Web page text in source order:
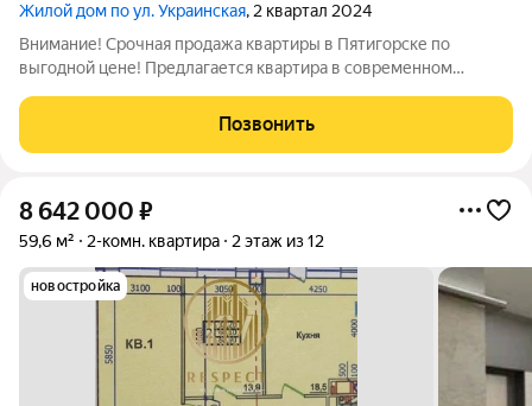
Жилой дом по ул. Украинская, 2 квартал 2024
Внимание! Срочная продажа квартиры в Пятигорске по
выгодной цене! Предлагается квартира в современном
центре города. Дом уже сдан в 2024 году можно сразу
приступать к ремонту и переезжать.
Позвонить
8 642 000 ₽
59,6 м² 2-комн. квартира 2 этаж из 12
новостройка